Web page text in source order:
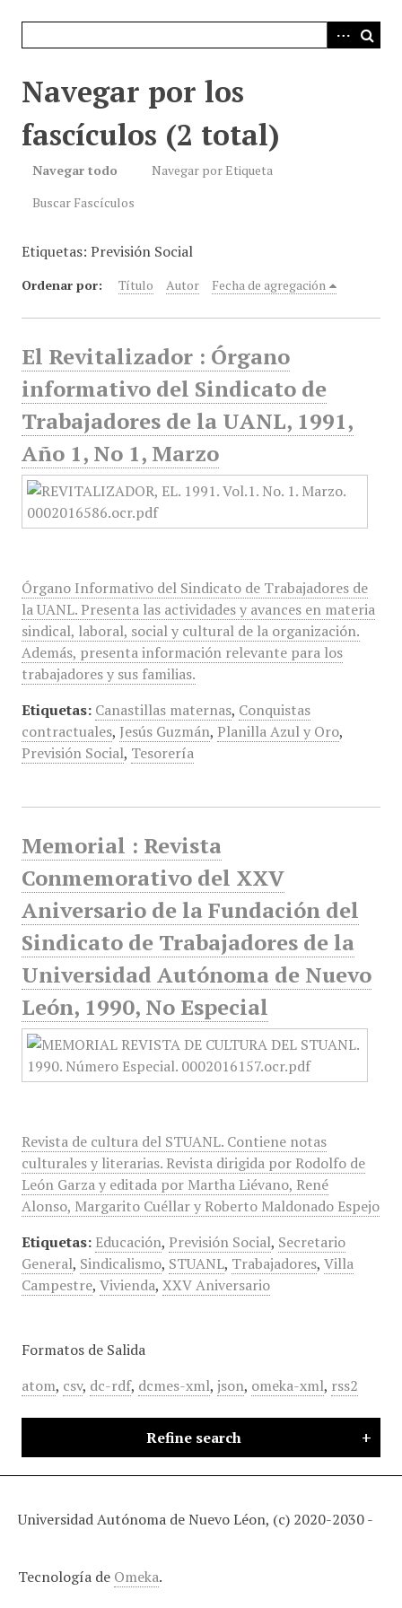
Navegar por los
fascículos (2 total)
Navegar todo
Navegar por Etiqueta
Buscar Fascículos
Etiquetas: Previsión Social
Ordenar por: Título Autor Fecha de agregación
El Revitalizador : Órgano
informativo del Sindicato de
Trabajadores de la UANL, 1991,
Año 1, No 1, Marzo
Órgano Informativo del Sindicato de Trabajadores de
la UANL. Presenta las actividades y avances en materia
sindical, laboral, social y cultural de la organización.
Además, presenta información relevante para los
trabajadores y sus familias.
Etiquetas: Canastillas maternas, Conquistas
contractuales, Jesús Guzmán, Planilla Azul y Oro,
Previsión Social, Tesorería
Memorial : Revista
Conmemorativo del XXV
Aniversario de la Fundación del
Sindicato de Trabajadores de la
Universidad Autónoma de Nuevo
León, 1990, No Especial
Revista de cultura del STUANL. Contiene notas
culturales y literarias. Revista dirigida por Rodolfo de
León Garza y editada por Martha Liévano, René
Alonso, Margarito Cuéllar y Roberto Maldonado Espejo
Etiquetas: Educación, Previsión Social, Secretario
General, Sindicalismo, STUANL, Trabajadores, Villa
Campestre, Vivienda, XXV Aniversario
Formatos de Salida
atom, csv, dc-rdf, dcmes-xml, json, omeka-xml, rss2
Refine search
Universidad Autónoma de Nuevo Léon, (c) 2020-2030 -
Tecnología de Omeka.